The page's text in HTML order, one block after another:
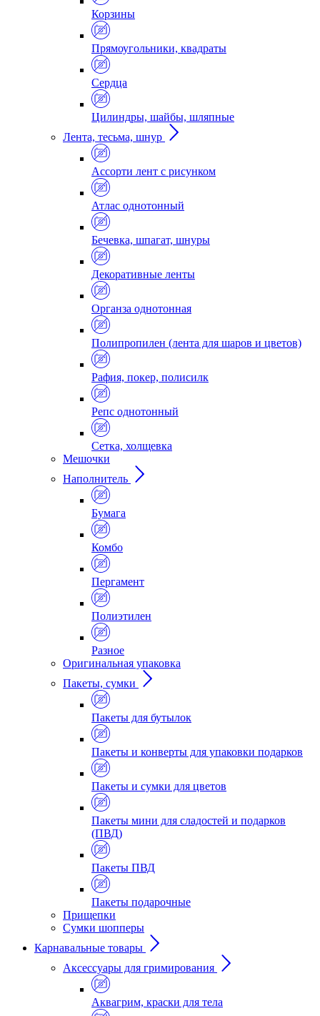
Корзины
Прямоугольники, квадраты
Сердца
Цилиндры, шайбы, шляпные
Лента, тесьма, шнур
Ассорти лент с рисунком
Атлас однотонный
Бечевка, шпагат, шнуры
Декоративные ленты
Органза однотонная
Полипропилен (лента для шаров и цветов)
Рафия, покер, полисилк
Репс однотонный
Сетка, холщевка
Мешочки
Наполнитель
Бумага
Комбо
Пергамент
Полиэтилен
Разное
Оригинальная упаковка
Пакеты, сумки
Пакеты для бутылок
Пакеты и конверты для упаковки подарков
Пакеты и сумки для цветов
Пакеты мини для сладостей и подарков
(ПВД)
Пакеты ПВД
Пакеты подарочные
Прищепки
Сумки шопперы
Карнавальные товары
Аксессуары для гримирования
Аквагрим, краски для тела